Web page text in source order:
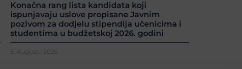
Konačna rang lista kandidata koji
ispunjavaju uslove propisane Javnim
pozivom za dodjelu stipendija učenicima i
studentima u budžetskoj 2026. godini
5. Augusta 2026.